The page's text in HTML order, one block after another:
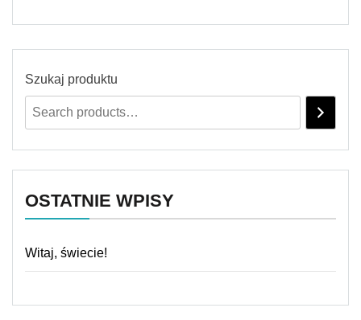
Szukaj produktu
OSTATNIE WPISY
Witaj, świecie!